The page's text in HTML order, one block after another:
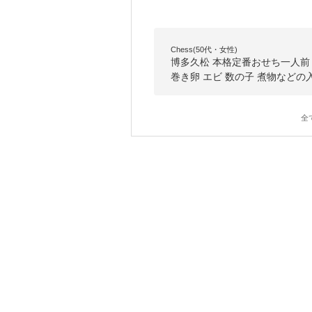
Chess(50代・女性)
博多久松 本格定番おせち一人
巻き卵 エビ 数の子 煮物などの
全